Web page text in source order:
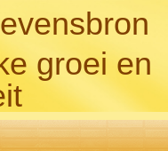
groei en